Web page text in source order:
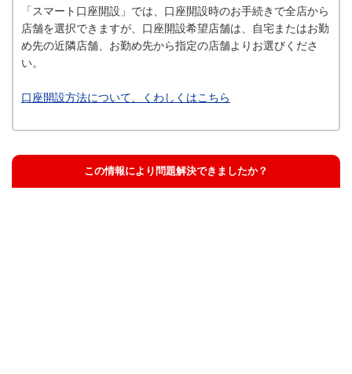
「スマート口座開設」では、口座開設時のお手続きで全店から
店舗を選択できますが、口座開設希望店舗は、自宅またはお勤
め先の近隣店舗、お勤め先から指定の店舗よりお選びくださ
い。
口座開設方法について、くわしくはこちら
この情報により問題解決できましたか？